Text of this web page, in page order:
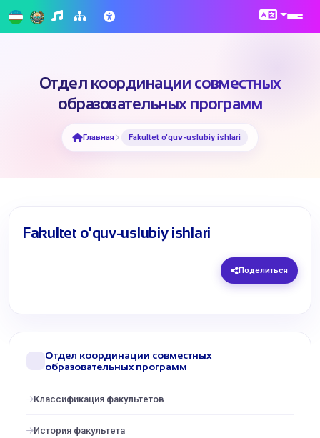
Отдел координации совместных
образовательных программ
Главная Fakultet o'quv-uslubiy ishlari
Fakultet o'quv-uslubiy ishlari
Поделиться
Отдел координации совместных
образовательных программ
Классификация факультетов
История факультета